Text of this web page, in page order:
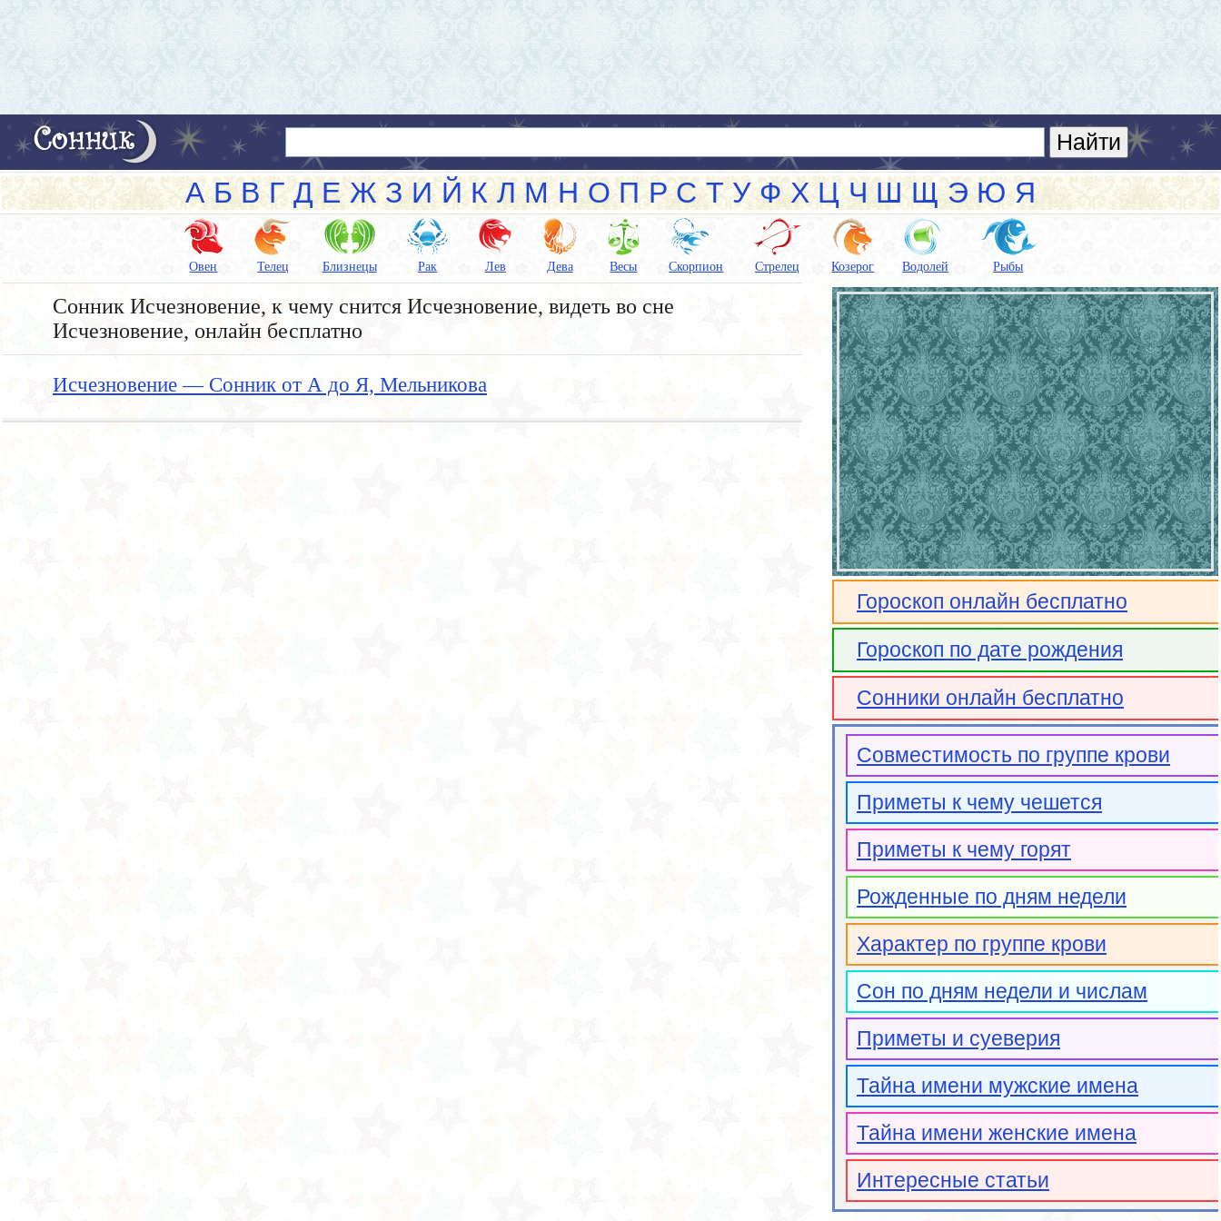
А Б В Г Д Е Ж З И Й К Л М Н О П Р С Т У Ф Х Ц Ч Ш Щ Э Ю Я
Овен Телец Близнецы Рак Лев Дева Весы Скорпион Стрелец Козерог Водолей Рыбы
Сонник Исчезновение, к чему снится Исчезновение, видеть во сне
Исчезновение, онлайн бесплатно
Исчезновение — Сонник от А до Я, Мельникова
Гороскоп онлайн бесплатно
Гороскоп по дате рождения
Сонники онлайн бесплатно
Совместимость по группе крови
Приметы к чему чешется
Приметы к чему горят
Рожденные по дням недели
Характер по группе крови
Сон по дням недели и числам
Приметы и суеверия
Тайна имени мужские имена
Тайна имени женские имена
Интересные статьи